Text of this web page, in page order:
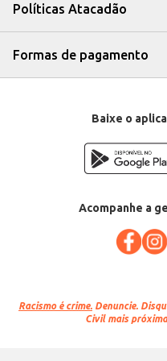
contribuem para uma experiência
Categoria: Pão doce
Políticas Atacadão
Formas de pagamento
Baixe o
Acompanhe a
Racismo é crime. Denuncie.
Civil mais